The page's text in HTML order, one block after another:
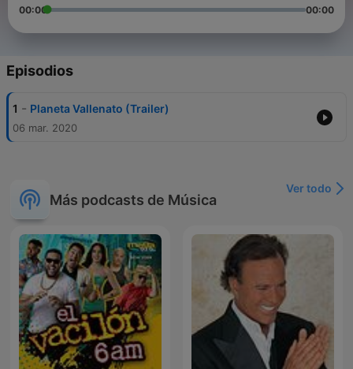
00:00 00:00
Episodios
1 - Planeta Vallenato (Trailer)
06 mar. 2020
Más podcasts de Música
Ver todo